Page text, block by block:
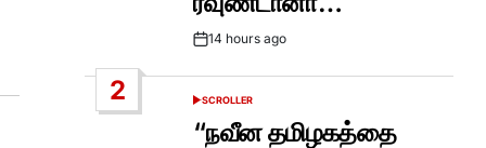
Post14 hours ago
2
POSTED
SCROLLER
“நவீன தமிழகத்தை